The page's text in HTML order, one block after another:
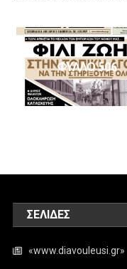
ΦΥΛΛΟ 506
ΣΕΛΊΔΕΣ
«www.diavouleusi.gr»